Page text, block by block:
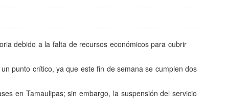
debido a la falta de recursos económicos para cubrir
punto crítico, ya que este fin de semana se cumplen dos
en Tamaulipas; sin embargo, la suspensión del servicio